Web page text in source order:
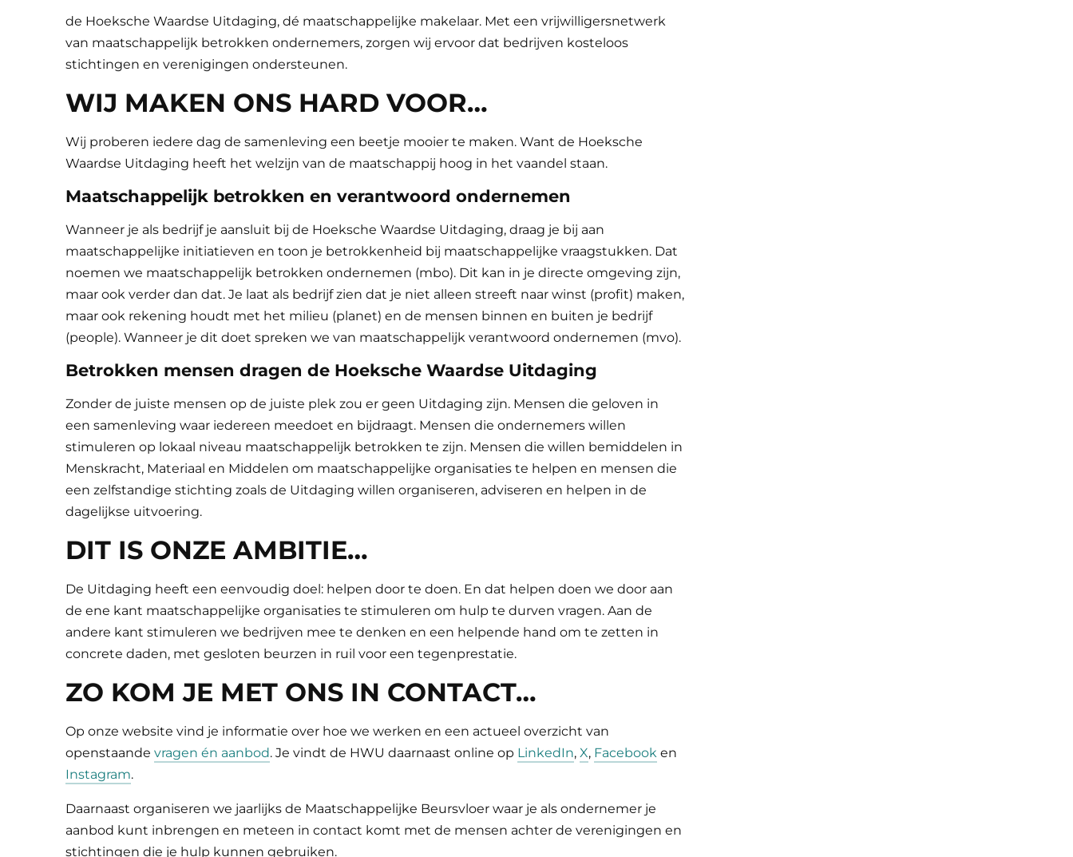
de Hoeksche Waardse Uitdaging, dé maatschappelijke makelaar. Met een vrijwilligersnetwerk
van maatschappelijk betrokken ondernemers, zorgen wij ervoor dat bedrijven kosteloos
stichtingen en verenigingen ondersteunen.
WIJ MAKEN ONS HARD VOOR…
Wij proberen iedere dag de samenleving een beetje mooier te maken. Want de Hoeksche
Waardse Uitdaging heeft het welzijn van de maatschappij hoog in het vaandel staan.
Maatschappelijk betrokken en verantwoord ondernemen
Wanneer je als bedrijf je aansluit bij de Hoeksche Waardse Uitdaging, draag je bij aan
maatschappelijke initiatieven en toon je betrokkenheid bij maatschappelijke vraagstukken. Dat
noemen we maatschappelijk betrokken ondernemen (mbo). Dit kan in je directe omgeving zijn,
maar ook verder dan dat. Je laat als bedrijf zien dat je niet alleen streeft naar winst (profit) maken,
maar ook rekening houdt met het milieu (planet) en de mensen binnen en buiten je bedrijf
(people). Wanneer je dit doet spreken we van maatschappelijk verantwoord ondernemen (mvo).
Betrokken mensen dragen de Hoeksche Waardse Uitdaging
Zonder de juiste mensen op de juiste plek zou er geen Uitdaging zijn. Mensen die geloven in
een samenleving waar iedereen meedoet en bijdraagt. Mensen die ondernemers willen
stimuleren op lokaal niveau maatschappelijk betrokken te zijn. Mensen die willen bemiddelen in
Menskracht, Materiaal en Middelen om maatschappelijke organisaties te helpen en mensen die
een zelfstandige stichting zoals de Uitdaging willen organiseren, adviseren en helpen in de
dagelijkse uitvoering.
DIT IS ONZE AMBITIE…
De Uitdaging heeft een eenvoudig doel: helpen door te doen. En dat helpen doen we door aan
de ene kant maatschappelijke organisaties te stimuleren om hulp te durven vragen. Aan de
andere kant stimuleren we bedrijven mee te denken en een helpende hand om te zetten in
concrete daden, met gesloten beurzen in ruil voor een tegenprestatie.
ZO KOM JE MET ONS IN CONTACT…
Op onze website vind je informatie over hoe we werken en een actueel overzicht van
openstaande vragen én aanbod. Je vindt de HWU daarnaast online op LinkedIn, X, Facebook en
Instagram.
Daarnaast organiseren we jaarlijks de Maatschappelijke Beursvloer waar je als ondernemer je
aanbod kunt inbrengen en meteen in contact komt met de mensen achter de verenigingen en
stichtingen die je hulp kunnen gebruiken.